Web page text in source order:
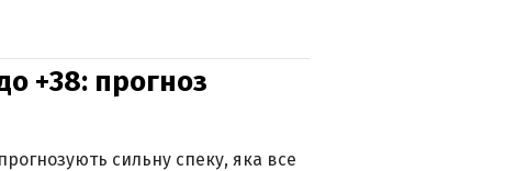
+38: прогноз
сильну спеку, яка все